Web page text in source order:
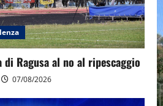
di Ragusa al no al ripescaggio
07/08/2026